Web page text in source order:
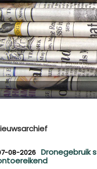
08-2026 Dronegebruik